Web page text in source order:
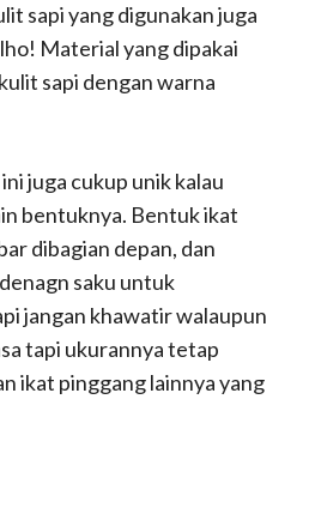
sapi yang digunakan juga
Material yang dipakai
sapi dengan warna
juga cukup unik kalau
bentuknya. Bentuk ikat
dibagian depan, dan
saku untuk
jangan khawatir walaupun
tapi ukurannya tetap
ikat pinggang lainnya yang